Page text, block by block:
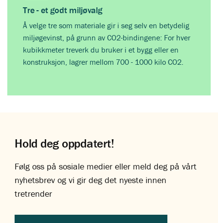
Tre - et godt miljøvalg
Å velge tre som materiale gir i seg selv en betydelig
miljøgevinst, på grunn av CO2-bindingene: For hver
kubikkmeter treverk du bruker i et bygg eller en
konstruksjon, lagrer mellom 700 - 1000 kilo CO2.
Hold deg oppdatert!
Følg oss på sosiale medier eller meld deg på vårt
nyhetsbrev og vi gir deg det nyeste innen
tretrender